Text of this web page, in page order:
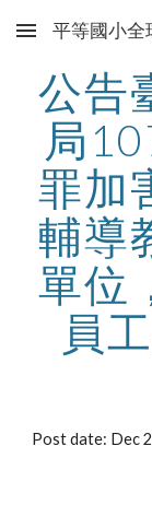
Skip to main
平等國小全
公告
局
罪加
輔導
單位
員
Post date: Dec